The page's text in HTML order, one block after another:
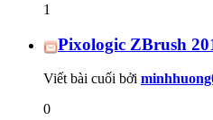
1
Pixologic ZBrush
Viết bài cuối bởi
0